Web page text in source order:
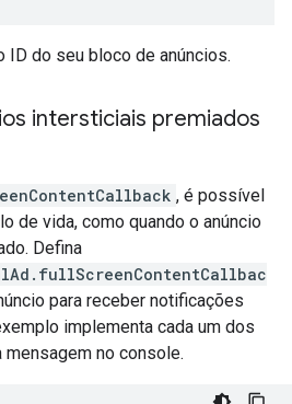
ID do seu bloco de anúncios.
intersticiais premiados
, é possível
de vida, como quando o anúncio
Defina
para receber notificações
implementa cada um dos
no console.